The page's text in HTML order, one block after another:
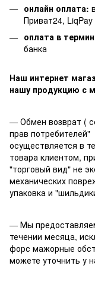
онлайн оплата:
Приват24, LiqPay
оплата в
банка
Наш интернет
нашу продукцию с
— Обмен возврат (
прав
осуществляется в
товара клиентом,
"торговый вид" не
механических
упаковка и
— Мы
течении месяца,
форс мажорные
можете уточнить у